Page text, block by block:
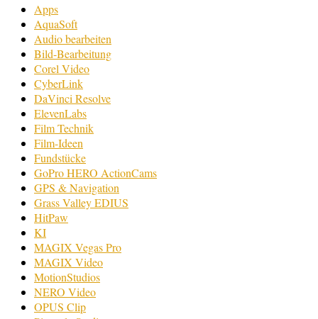
Apps
AquaSoft
Audio bearbeiten
Bild-Bearbeitung
Corel Video
CyberLink
DaVinci Resolve
ElevenLabs
Film Technik
Film-Ideen
Fundstücke
GoPro HERO ActionCams
GPS & Navigation
Grass Valley EDIUS
HitPaw
KI
MAGIX Vegas Pro
MAGIX Video
MotionStudios
NERO Video
OPUS Clip